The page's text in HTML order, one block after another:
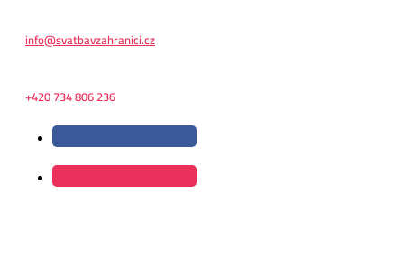
info@svatbavzahranici.cz
+420 734 806 236